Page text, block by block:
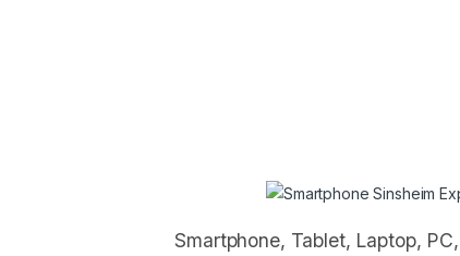
Smartphone, Tablet, Laptop,